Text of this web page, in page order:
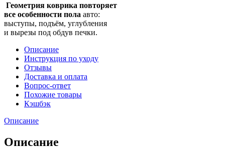
Геометрия коврика повторяет
все особенности пола авто:
выступы, подъём, углубления
и вырезы под обдув печки.
Описание
Инструкция по уходу
Отзывы
Доставка и оплата
Вопрос-ответ
Похожие товары
Кэшбэк
Описание
Описание